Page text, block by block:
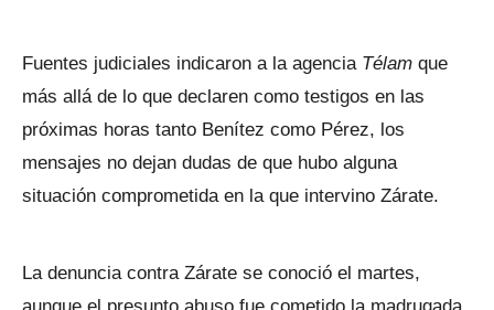
Fuentes judiciales indicaron a la agencia Télam que
más allá de lo que declaren como testigos en las
próximas horas tanto Benítez como Pérez, los
mensajes no dejan dudas de que hubo alguna
situación comprometida en la que intervino Zárate.
La denuncia contra Zárate se conoció el martes,